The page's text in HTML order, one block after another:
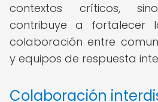
contextos críticos,
contribuye a fortalecer
colaboración entre
y equipos de respuesta
Colaboración